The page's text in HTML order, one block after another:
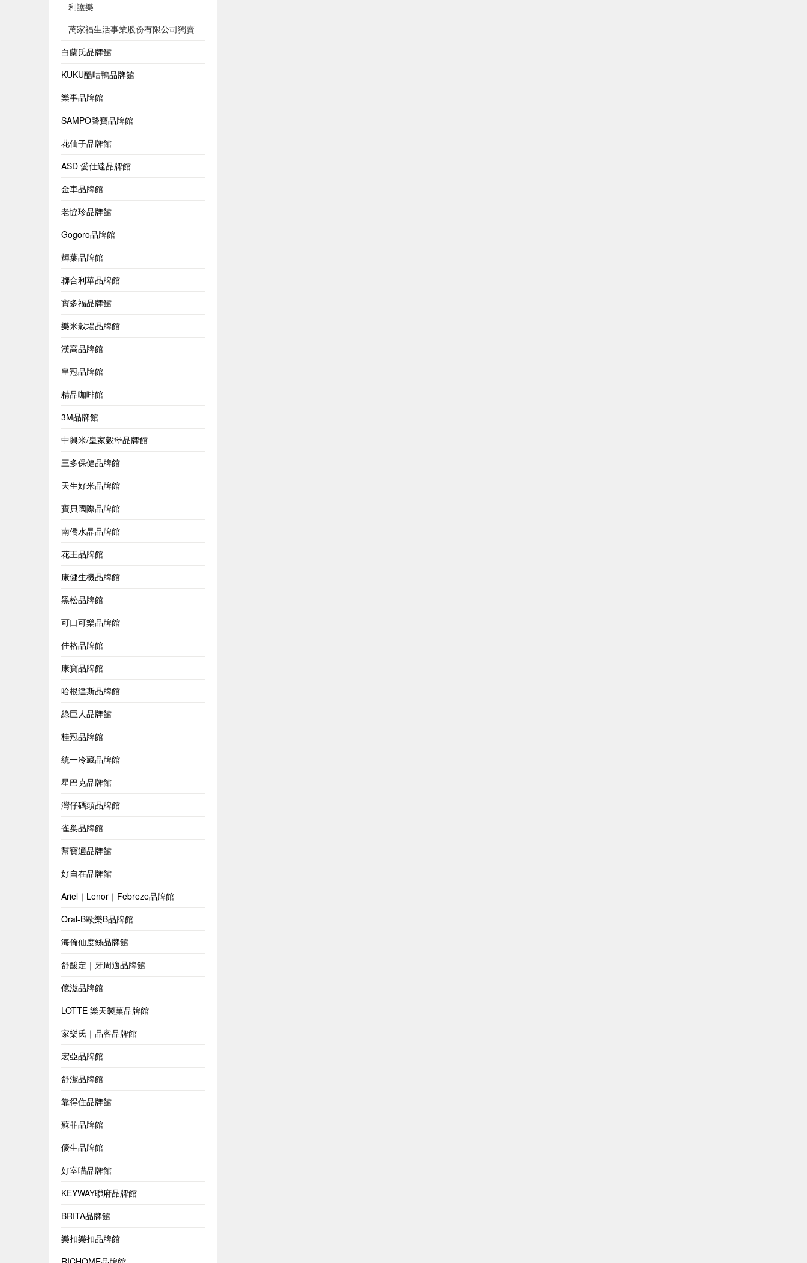
利護樂
萬家福生活事業股份有限公司獨賣
白蘭氏品牌館
KUKU酷咕鴨品牌館
樂事品牌館
SAMPO聲寶品牌館
花仙子品牌館
ASD 愛仕達品牌館
金車品牌館
老協珍品牌館
Gogoro品牌館
輝葉品牌館
聯合利華品牌館
寶多福品牌館
樂米穀場品牌館
漢高品牌館
皇冠品牌館
精品咖啡館
3M品牌館
中興米/皇家穀堡品牌館
三多保健品牌館
天生好米品牌館
寶貝國際品牌館
南僑水晶品牌館
花王品牌館
康健生機品牌館
黑松品牌館
可口可樂品牌館
佳格品牌館
康寶品牌館
哈根達斯品牌館
綠巨人品牌館
桂冠品牌館
統一冷藏品牌館
星巴克品牌館
灣仔碼頭品牌館
雀巢品牌館
幫寶適品牌館
好自在品牌館
Ariel｜Lenor｜Febreze品牌館
Oral-B歐樂B品牌館
海倫仙度絲品牌館
舒酸定｜牙周適品牌館
億滋品牌館
LOTTE 樂天製菓品牌館
家樂氏｜品客品牌館
宏亞品牌館
舒潔品牌館
靠得住品牌館
蘇菲品牌館
優生品牌館
好室喵品牌館
KEYWAY聯府品牌館
BRITA品牌館
樂扣樂扣品牌館